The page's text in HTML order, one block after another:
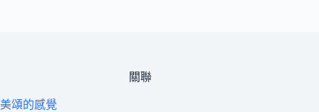
關聯
美頌的感覺